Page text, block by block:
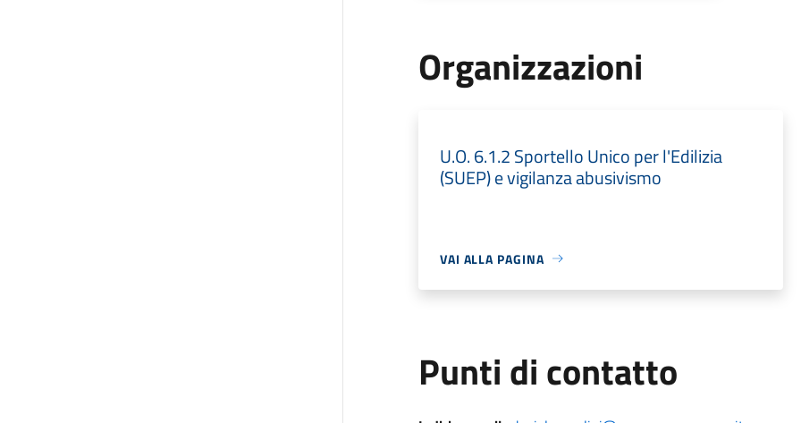
Organizzazioni
U.O. 6.1.2 Sportello Unico per l'Edilizia
(SUEP) e vigilanza abusivismo
VAI ALLA PAGINA
Punti di contatto